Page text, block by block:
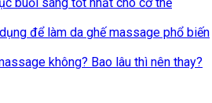
để làm da ghế massage phổ biến
không? Bao lâu thì nên thay?